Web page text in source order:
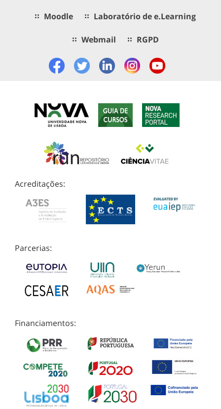
Moodle Laboratório de e.Learning
Webmail RGPD
Acreditações:
Parcerias:
Financiamentos: